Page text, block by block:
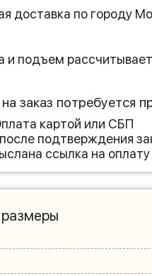
доставка по городу
и подъем
заказ потребуется
картой или СБП
подтверждения
ссылка на оплату